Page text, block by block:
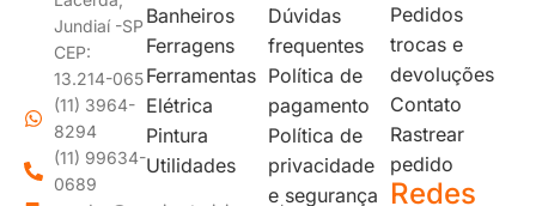
Jundiaí -SP
CEP:
13.214-065
(11) 3964-
8294
(11) 99634-
0689
Banheiros
Ferragens
Ferramentas
Elétrica
Pintura
Utilidades
Dúvidas
frequentes
Política de
pagamento
Política de
privacidade
e segurança
Pedidos
trocas e
devoluções
Contato
Rastrear
pedido
Redes